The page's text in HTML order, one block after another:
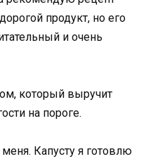
продукт, но его
и очень
который выручит
на пороге.
Капусту я готовлю